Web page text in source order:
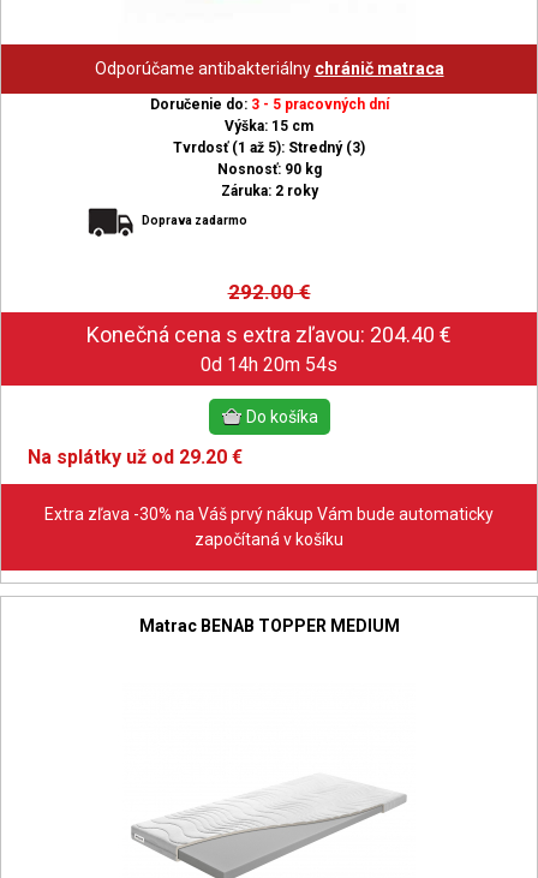
Odporúčame antibakteriálny chránič matraca
Doručenie do: 3 - 5 pracovných dní
Výška: 15 cm
Tvrdosť (1 až 5): Stredný (3)
Nosnosť: 90 kg
Záruka: 2 roky
Doprava zadarmo
292.00€
0d 14h 20m 53s
Na splátky už od 29.20 €
Extra zľava -30% na Váš prvý nákup Vám bude automaticky
započítaná v košíku
Matrac BENAB TOPPER MEDIUM